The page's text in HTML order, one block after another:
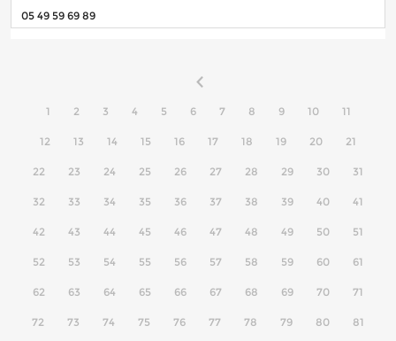
05 49 59 69 89
1 2 3 4 5 6 7 8 9 10 11
12 13 14 15 16 17 18 19 20 21
22 23 24 25 26 27 28 29 30 31
32 33 34 35 36 37 38 39 40 41
42 43 44 45 46 47 48 49 50 51
52 53 54 55 56 57 58 59 60 61
62 63 64 65 66 67 68 69 70 71
72 73 74 75 76 77 78 79 80 81